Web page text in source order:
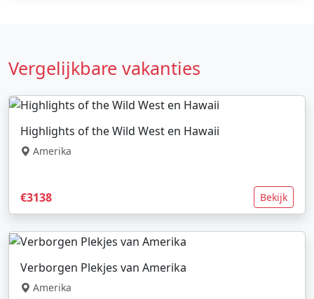
Vergelijkbare vakanties
Highlights of the Wild West en Hawaii
Amerika
€3138 Bekijk
Verborgen Plekjes van Amerika
Amerika